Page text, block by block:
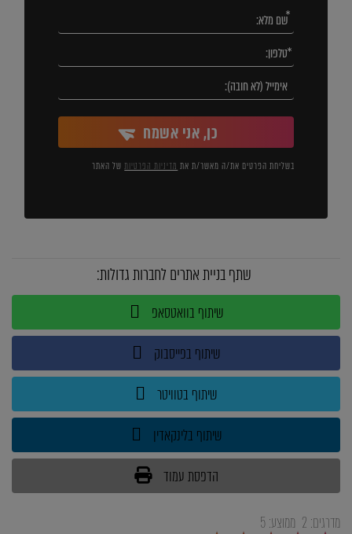
כן, אני אשמח
בשליחת הפרטים את/ה מאשר/ת את מדיניות הפרטיותשל האתר
שתף בניית אתרים לחברות גדולות:
שיתוף בוואטסאפ
שיתוף בפייסבוק
שיתוף בטוויטר
שיתוף בלינקאדין
הדפסת עמוד
מדרגים: 2 ממוצע:5